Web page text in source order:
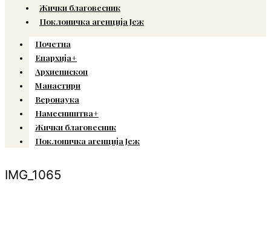
Жички благовесник
Поклоничка агенција Јеж
Почетна
Епархија+
Архиепископ
Манастири
Веронаука
Намесништва+
Жички благовесник
Поклоничка агенција Јеж
IMG_1065